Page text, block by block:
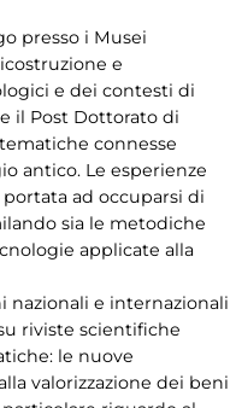
presso i Musei
e
e dei contesti di
il Post Dottorato di
connesse
antico. Le esperienze
ad occuparsi di
sia le metodiche
applicate alla
nazionali e internazionali
riviste scientifiche
le nuove
valorizzazione dei beni